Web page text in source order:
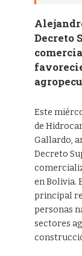
Decreto
Este
de
Gallardo,
Decreto
en Bolivia.
principal
personas
sectores